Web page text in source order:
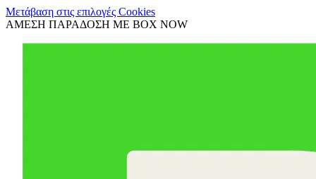
Μετάβαση στις επιλογές Cookies
ΑΜΕΣΗ ΠΑΡΑΔΟΣΗ ΜΕ BOX NOW